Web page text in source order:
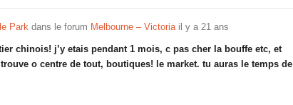
Park dans le forum Melbourne – Victoria il y a 21 ans
chinois! j’y etais pendant 1 mois, c pas cher la bouffe etc, et
o centre de tout, boutiques! le market. tu auras le temps de